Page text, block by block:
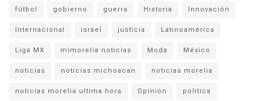
fútbol gobierno guerra Historia Innovación
Internacional israel justicia Latinoamérica
Liga MX mimorelia noticias Moda México
noticias noticias michoacan noticias morelia
noticias morelia ultima hora Opinion politica